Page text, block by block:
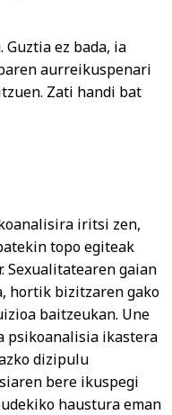
Guztia ez bada, ia
aurreikuspenari
Zati handi bat
iritsi zen,
topo egiteak
Sexualitatearen gaian
hortik bizitzaren gako
baitzeukan. Une
psikoanalisia ikastera
dizipulu
bere ikuspegi
haustura eman